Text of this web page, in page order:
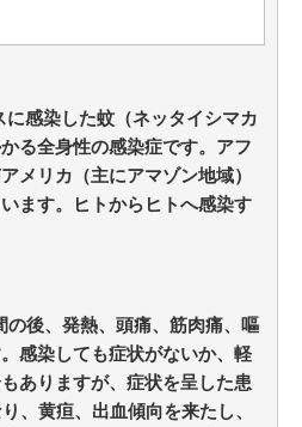
感染した蚊（ネッタイシマカ
る全身性の感染症です。アフ
メリカ（主にアマゾン地域）
ます。ヒトからヒトへ感染す
後、発熱、頭痛、筋肉痛、嘔
感染しても症状がないか、軽
ありますが、症状を呈した患
、黄疸、出血傾向を来たし、